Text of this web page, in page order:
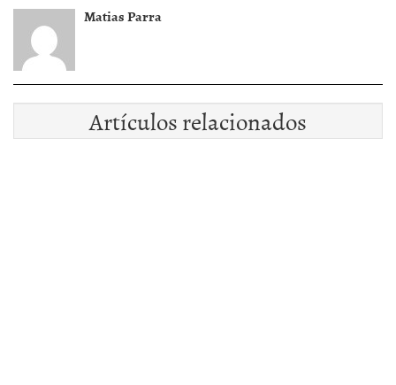
Matias Parra
Artículos relacionados